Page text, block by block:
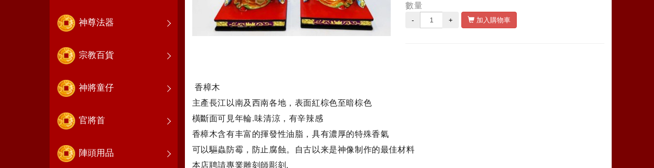
神尊法器
宗教百貨
神將童仔
官將首
陣頭用品
數量
- + 加入購物車
香樟木
主產長江以南及西南各地，表面紅棕色至暗棕色
橫斷面可見年輪.味清涼，有辛辣感
香樟木含有丰富的揮發性油脂，具有濃厚的特殊香氣
可以驅蟲防霉，防止腐蝕。自古以来是神像制作的最佳材料
本店聘請專業雕刻師彫刻.